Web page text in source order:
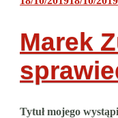
Marek
Tytuł mojego